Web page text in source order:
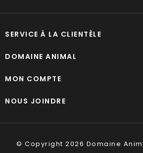
SERVICE À LA CLIENTÈLE
DOMAINE ANIMAL
MON COMPTE
NOUS JOINDRE
© Copyright 2026 Domaine